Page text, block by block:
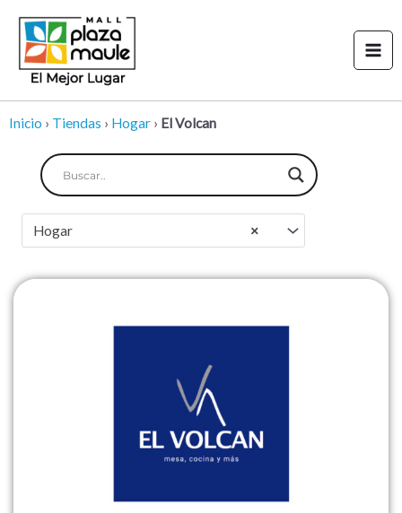
contenido
Inicio › Tiendas › Hogar › El Volcan
×
Hogar